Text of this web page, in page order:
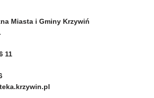
Miasta i Gminy Krzywiń
11